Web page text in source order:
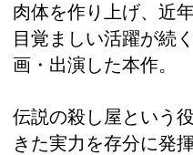
肉体を作り上げ、近
目覚ましい活躍が続
画・出演した本作。
伝説の殺し屋という
きた実力を存分に発